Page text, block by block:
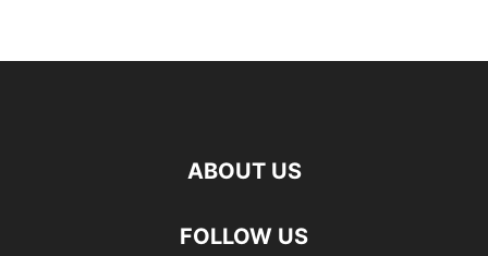
ABOUT US
FOLLOW US